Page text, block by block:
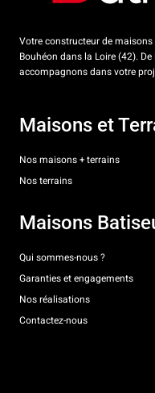
Votre constructeur de
Bouhéon dans la Loire (42).
accompagnons dans votre
Maisons et
Nos maisons + terrains
Nos terrains
Maisons
Qui sommes-nous ?
Garanties et engagements
Nos réalisations
Contactez-nous